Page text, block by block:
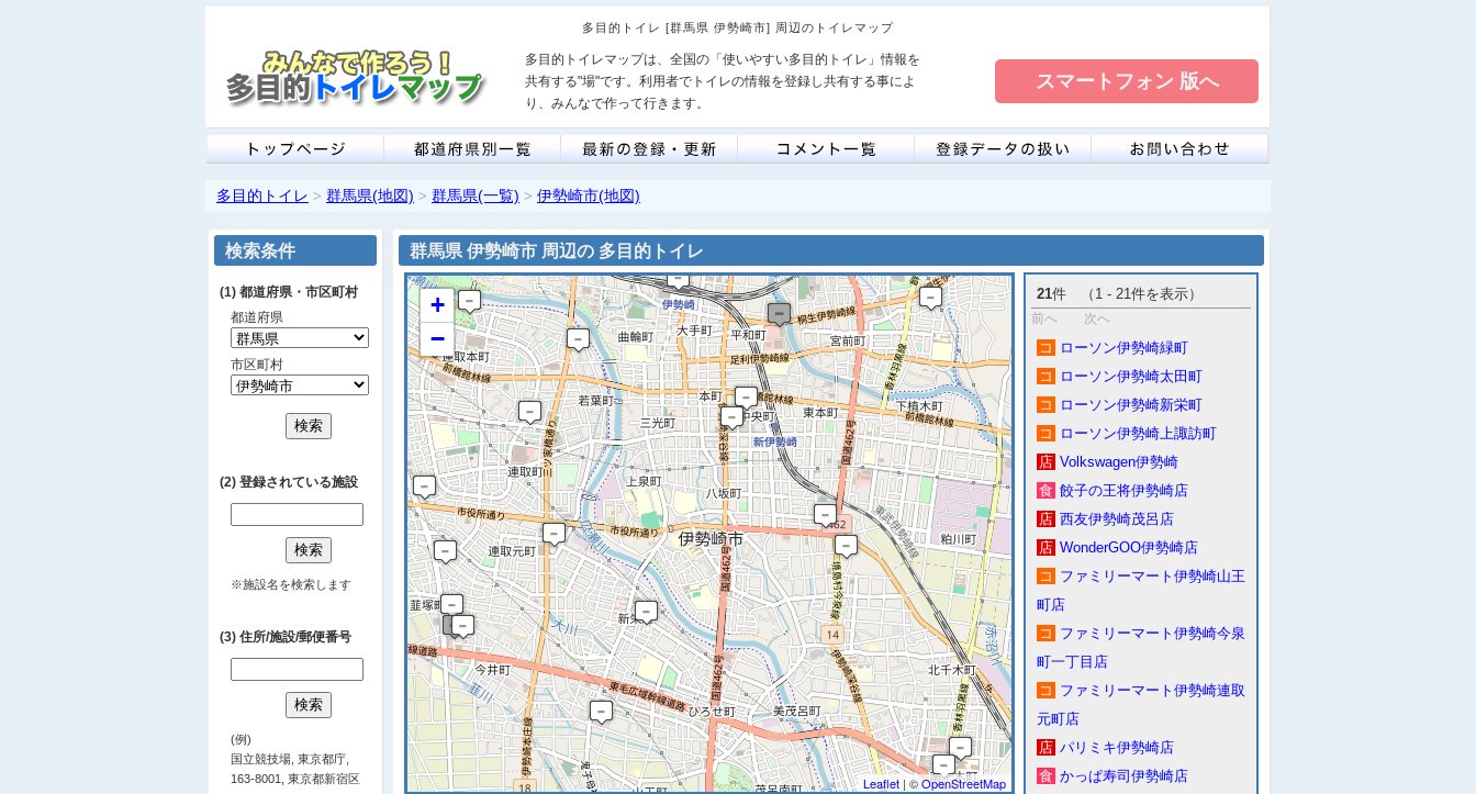
多目的トイレ [群馬県 伊勢崎市] 周辺のトイレマップ
多目的トイレマップは、全国の「使いやすい多目的トイレ」情報を
共有する"場"です。利用者でトイレの情報を登録し共有する事によ
り、みんなで作って行きます。
多目的トイレ > 群馬県(地図) > 群馬県(一覧) > 伊勢崎市(地図)
群馬県 伊勢崎市 周辺の 多目的トイレ
※ マップを検索、表示中です ※
+
−
Leaflet | ©OpenStreetMap
21件 （1 - 21件を表示）
前へ 次へ
コ
ローソン伊勢崎緑町
コ
ローソン伊勢崎太田町
コ
ローソン伊勢崎新栄町
コ
ローソン伊勢崎上諏訪町
店 Volkswagen伊勢崎
食 餃子の王将伊勢崎店
店 西友伊勢崎茂呂店
店 WonderGOO伊勢崎店
コ ファミリーマート伊勢崎山王
町店
コ ファミリーマート伊勢崎今泉
町一丁目店
コ ファミリーマート伊勢崎連取
元町店
店 パリミキ伊勢崎店
食 かっぱ寿司伊勢崎店
検索条件
(1) 都道府県・市区町村
都道府県
市区町村
(2) 登録されている施設
※施設名を検索します
(3) 住所/施設/郵便番号
(例)
国立競技場, 東京都庁,
163-8001, 東京都新宿区